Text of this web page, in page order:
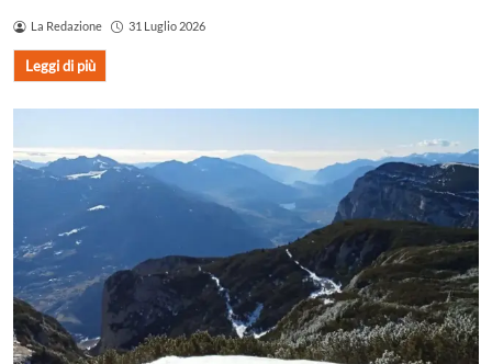
La Redazione 31 Luglio 2026
Leggi di più